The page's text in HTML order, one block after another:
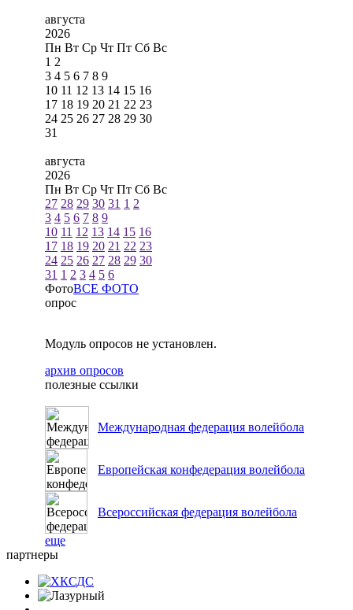
августа
2026
Пн Вт Ср Чт Пт Сб Вс
1 2
3 4 5 6 7 8 9
10 11 12 13 14 15 16
17 18 19 20 21 22 23
24 25 26 27 28 29 30
31
августа
2026
Пн Вт Ср Чт Пт Сб Вс
27 28 29 30 31 1 2
3 4 5 6 7 8 9
10 11 12 13 14 15 16
17 18 19 20 21 22 23
24 25 26 27 28 29 30
31 1 2 3 4 5 6
ФотоВСЕ ФОТО
опрос
Модуль опросов не установлен.
архив опросов
полезные ссылки
Международная федерация волейбола
Европейская конфедерация волейбола
Всероссийская федерация волейбола
еще
партнеры